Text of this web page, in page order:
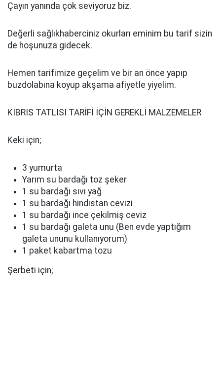
Çayın yanında çok seviyoruz biz.
Değerli sağlıkhaberciniz okurları eminim bu tarif sizin
de hoşunuza gidecek.
Hemen tarifimize geçelim ve bir an önce yapıp
buzdolabına koyup akşama afiyetle yiyelim.
KIBRIS TATLISI TARİFİ İÇİN GEREKLİ MALZEMELER
Keki için;
3 yumurta
Yarım su bardağı toz şeker
1 su bardağı sıvı yağ
1 su bardağı hindistan cevizi
1 su bardağı ince çekilmiş ceviz
1 su bardağı galeta unu (Ben evde yaptığım
galeta ununu kullanıyorum)
1 paket kabartma tozu
Şerbeti için;